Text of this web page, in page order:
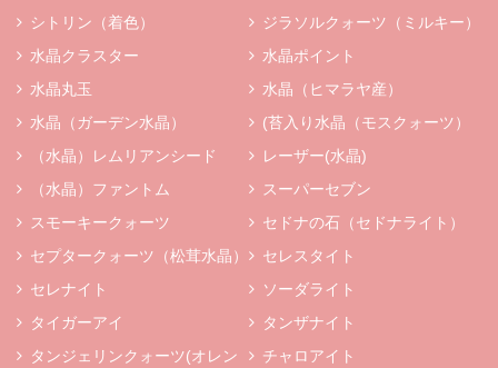
シトリン（着色）
ジラソルクォーツ（ミルキー）
水晶クラスター
水晶ポイント
水晶丸玉
水晶（ヒマラヤ産）
水晶（ガーデン水晶）
(苔入り水晶（モスクォーツ）
（水晶）レムリアンシード
レーザー(水晶)
（水晶）ファントム
スーパーセブン
スモーキークォーツ
セドナの石（セドナライト）
セプタークォーツ（松茸水晶）
セレスタイト
セレナイト
ソーダライト
タイガーアイ
タンザナイト
タンジェリンクォーツ(オレン
チャロアイト